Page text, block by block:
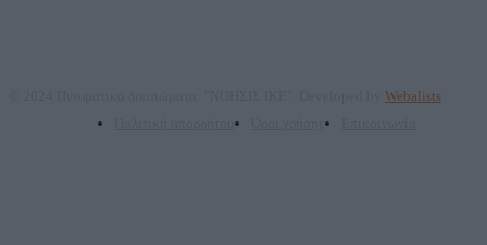
Webalists